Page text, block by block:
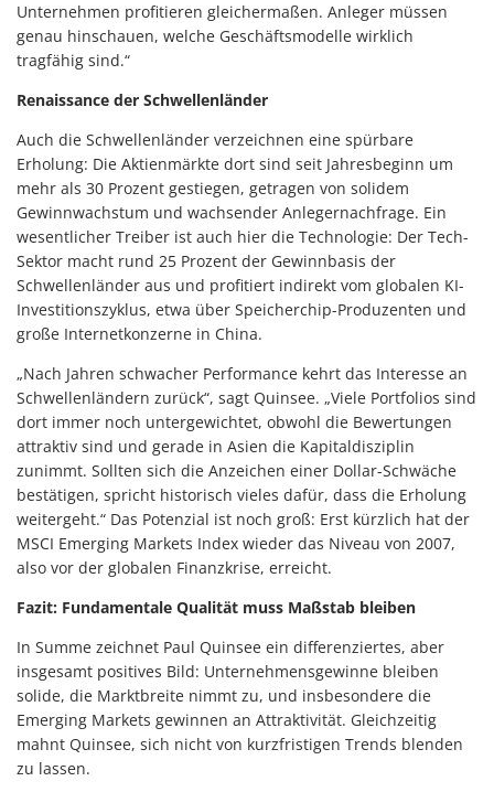
Unternehmen profitieren gleichermaßen. Anleger müssen
genau hinschauen, welche Geschäftsmodelle wirklich
tragfähig sind.“
Renaissance der Schwellenländer
Auch die Schwellenländer verzeichnen eine spürbare
Erholung: Die Aktienmärkte dort sind seit Jahresbeginn um
mehr als 30 Prozent gestiegen, getragen von solidem
Gewinnwachstum und wachsender Anlegernachfrage. Ein
wesentlicher Treiber ist auch hier die Technologie: Der Tech-
Sektor macht rund 25 Prozent der Gewinnbasis der
Schwellenländer aus und profitiert indirekt vom globalen KI-
Investitionszyklus, etwa über Speicherchip-Produzenten und
große Internetkonzerne in China.
„Nach Jahren schwacher Performance kehrt das Interesse an
Schwellenländern zurück“, sagt Quinsee. „Viele Portfolios sind
dort immer noch untergewichtet, obwohl die Bewertungen
attraktiv sind und gerade in Asien die Kapitaldisziplin
zunimmt. Sollten sich die Anzeichen einer Dollar-Schwäche
bestätigen, spricht historisch vieles dafür, dass die Erholung
weitergeht.“ Das Potenzial ist noch groß: Erst kürzlich hat der
MSCI Emerging Markets Index wieder das Niveau von 2007,
also vor der globalen Finanzkrise, erreicht.
Fazit: Fundamentale Qualität muss Maßstab bleiben
In Summe zeichnet Paul Quinsee ein differenziertes, aber
insgesamt positives Bild: Unternehmensgewinne bleiben
solide, die Marktbreite nimmt zu, und insbesondere die
Emerging Markets gewinnen an Attraktivität. Gleichzeitig
mahnt Quinsee, sich nicht von kurzfristigen Trends blenden
zu lassen.